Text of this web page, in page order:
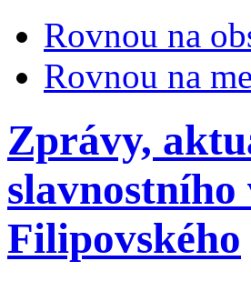
Rovnou na
Rovnou na
Zprávy,
Filipovského